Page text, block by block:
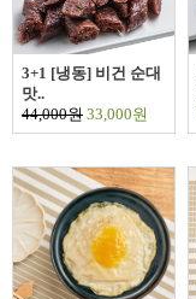
3+1 [냉동] 비건 순대
맛..
44,000원 33,000원